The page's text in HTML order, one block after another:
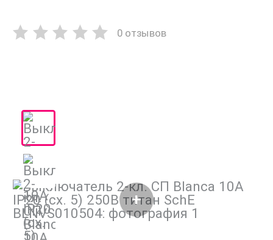
0 отзывов